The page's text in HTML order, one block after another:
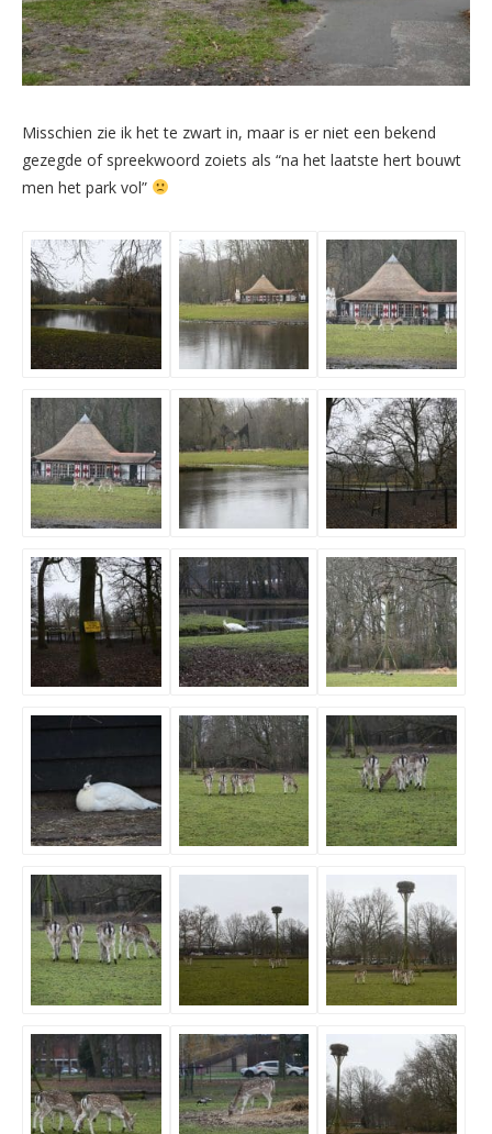
Misschien zie ik het te zwart in, maar is er niet een bekend
gezegde of spreekwoord zoiets als “na het laatste hert bouwt
men het park vol”